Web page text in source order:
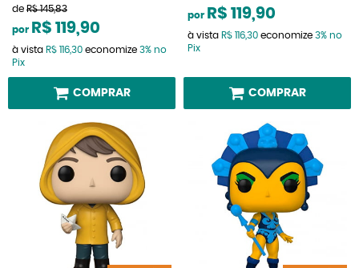
de R$ 145,83
por R$ 119,90
à vista R$ 116,30 economize 3% no
Pix
COMPRAR
por R$ 119,90
à vista R$ 116,30 economize 3% no
Pix
COMPRAR